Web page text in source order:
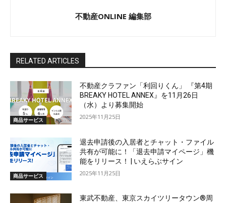
不動産ONLINE 編集部
RELATED ARTICLES
商品サービス
不動産クラファン「利回りくん」 『第4期
BREAKY HOTEL ANNEX』を11月26日
（水）より募集開始
2025年11月25日
商品サービス
退去申請後の入居者とチャット・ファイル
共有が可能に！「退去申請マイページ」機
能をリリース！ | いえらぶサイン
2025年11月25日
東武不動産、東京スカイツリータウン®周